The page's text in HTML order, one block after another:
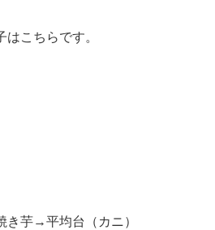
こちらです。
芋→平均台（カニ）